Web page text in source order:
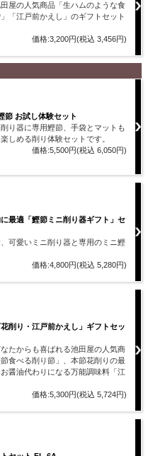
田屋の人気商品「生ハムのような食
「江戸前かえし」のギフトセット
価格:3,200円(税込 3,456円)
節 お試し体験セット
り器に専用鰹節、手袋とマットも
しめる削り体験セットです。
価格:5,500円(税込 6,050円)
最適「鰹節ミニ削り器ギフト」セ
可愛いミニ削り器と専用のミニ鰹
価格:4,800円(税込 5,280円)
花削り・江戸前かえし」ギフトセッ
なたからも喜ばれる池田屋の人気商
食べる削り節」、本節花削りの最
醤油代わりになる万能調味料「江
価格:5,300円(税込 5,724円)